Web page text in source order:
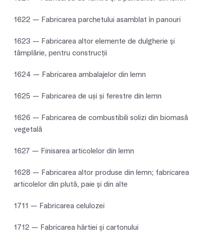
1622 — Fabricarea parchetului asamblat în panouri
1623 — Fabricarea altor elemente de dulgherie şi
tâmplărie, pentru construcţii
1624 — Fabricarea ambalajelor din lemn
1625 — Fabricarea de uși și ferestre din lemn
1626 — Fabricarea de combustibili solizi din biomasă
vegetală
1627 — Finisarea articolelor din lemn
1628 — Fabricarea altor produse din lemn; fabricarea
articolelor din plută, paie şi din alte
1711 — Fabricarea celulozei
1712 — Fabricarea hârtiei şi cartonului